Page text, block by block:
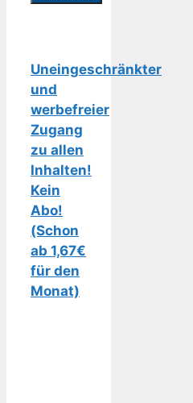
Uneingeschränkter
und
werbefreier
Zugang
zu allen
Inhalten!
Kein
Abo!
(Schon
ab 1,67€
für den
Monat)